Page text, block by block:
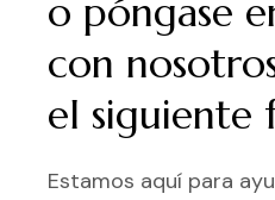
o póngase
con
el siguiente
Estamos aquí para